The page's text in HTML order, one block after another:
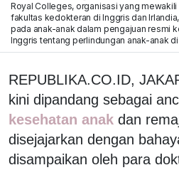
Royal Colleges, organisasi yang
fakultas kedokteran di Inggris dan
pada anak-anak dalam pengajuan resmi
Inggris tentang perlindungan anak-anak
REPUBLIKA.CO.ID,
kini dipandang sebagai
kesehatan anak dan
disejajarkan dengan
disampaikan oleh para